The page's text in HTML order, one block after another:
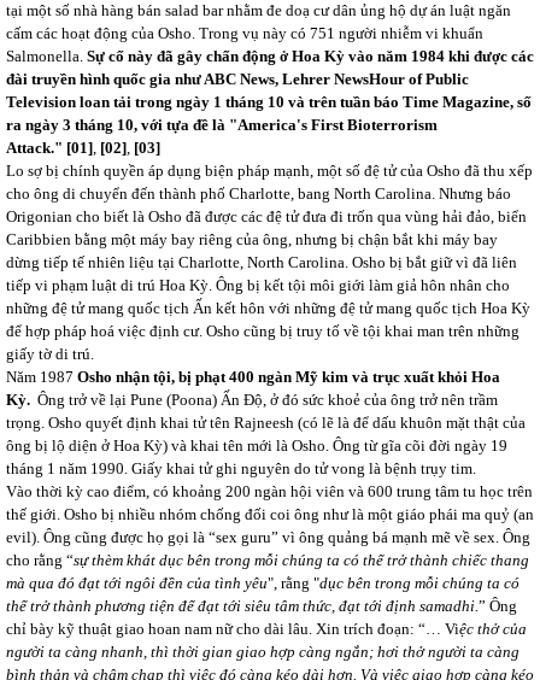
tại một số nhà hàng bán salad bar nhằm đe doạ cư dân ủng hộ dự án luật ngăn
cấm các hoạt động của Osho. Trong vụ này có 751 người nhiễm vi khuẩn
Salmonella. Sự cố này đã gây chấn động ở Hoa Kỳ vào năm 1984 khi được các
đài truyền hình quốc gia như ABC News, Lehrer NewsHour of Public
Television loan tải trong ngày 1 tháng 10 và trên tuần báo Time Magazine, số
ra ngày 3 tháng 10, với tựa đề là "America's First Bioterrorism
Attack." [01], [02], [03]
Lo sợ bị chính quyền áp dụng biện pháp mạnh, một số đệ tử của Osho đã thu xếp
cho ông di chuyển đến thành phố Charlotte, bang North Carolina. Nhưng báo
Origonian cho biết là Osho đã được các đệ tử đưa đi trốn qua vùng hải đảo, biển
Caribbien bằng một máy bay riêng của ông, nhưng bị chận bắt khi máy bay
dừng tiếp tế nhiên liệu tại Charlotte, North Carolina. Osho bị bắt giữ vì đã liên
tiếp vi phạm luật di trú Hoa Kỳ. Ông bị kết tội môi giới làm giả hôn nhân cho
những đệ tử mang quốc tịch Ấn kết hôn với những đệ tử mang quốc tịch Hoa Kỳ
để hợp pháp hoá việc định cư. Osho cũng bị truy tố về tội khai man trên những
giấy tờ di trú.
Năm 1987 Osho nhận tội, bị phạt 400 ngàn Mỹ kim và trục xuất khỏi Hoa
Kỳ. Ông trở về lại Pune (Poona) Ấn Độ, ở đó sức khoẻ của ông trở nên trầm
trọng. Osho quyết định khai tử tên Rajneesh (có lẽ là để dấu khuôn mặt thật của
ông bị lộ diện ở Hoa Kỳ) và khai tên mới là Osho. Ông từ gĩa cõi đời ngày 19
tháng 1 năm 1990. Giấy khai tử ghi nguyên do tử vong là bệnh trụy tim.
Vào thời kỳ cao điểm, có khoảng 200 ngàn hội viên và 600 trung tâm tu học trên
thế giới. Osho bị nhiều nhóm chống đối coi ông như là một giáo phái ma quỷ (an
evil). Ông cũng được họ gọi là “sex guru” vì ông quảng bá mạnh mẽ về sex. Ông
cho rằng “sự thèm khát dục bên trong mỗi chúng ta có thể trở thành chiếc thang
mà qua đó đạt tới ngôi đền của tình yêu", rằng "dục bên trong mỗi chúng ta có
thể trở thành phương tiện để đạt tới siêu tâm thức, đạt tới định samadhi.” Ông
chỉ bày kỹ thuật giao hoan nam nữ cho dài lâu. Xin trích đoạn: “… Việc thở của
người ta càng nhanh, thì thời gian giao hợp càng ngắn; hơi thở người ta càng
bình thản và chậm chạp thì việc đó càng kéo dài hơn. Và việc giao hợp càng kéo